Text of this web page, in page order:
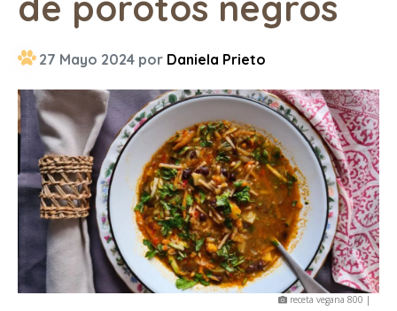
27 Mayo 2024 por Daniela Prieto
receta vegana 800 |